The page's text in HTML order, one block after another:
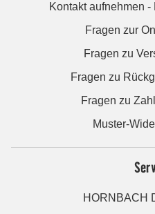
Kontakt aufnehmen
Fragen zur
Fragen zu
Fragen zu
Fragen zu
Muster-
HORNBACH